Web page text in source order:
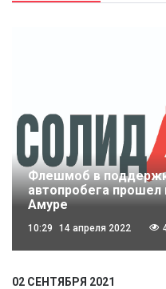
Флешмоб в
автопробега
Амуре
10:29 14 апреля 2022
02 СЕНТЯБРЯ 2021